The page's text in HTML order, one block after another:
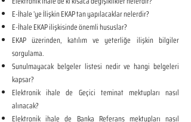
E-İhale ’ye İlişkin EKAP tan yapılacaklar nelerdir?
E-İhale EKAP ilişkisinde önemli hususlar?
EKAP üzerinden, katılım ve yeterliğe ilişkin bilgiler
sorgulama.
Sunulmayacak belgeler listesi nedir ve hangi belgeleri
kapsar?
Elektronik ihale de Geçici teminat mektupları nasıl
alınacak?
Elektronik ihale de Banka Referans mektupları nasıl